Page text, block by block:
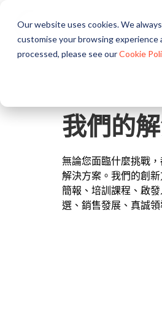
Our website uses cookies. We
customise your browsing experience
processed, please see ourCookie
關於
我們的
無論您面臨什麼挑戰
解決方案。我們的創
簡報、培訓課程、啟
選、銷售發展、真誠